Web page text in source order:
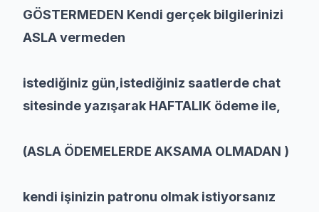
GÖSTERMEDEN Kendi gerçek bilgilerinizi
ASLA vermeden
istediğiniz gün,istediğiniz saatlerde chat
sitesinde yazışarak HAFTALIK ödeme ile,
(ASLA ÖDEMELERDE AKSAMA OLMADAN )
kendi işinizin patronu olmak istiyorsanız